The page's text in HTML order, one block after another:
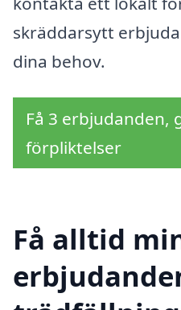
skräddarsytt
dina behov.
Få 3 erbjudanden,
förpliktelser
Få alltid